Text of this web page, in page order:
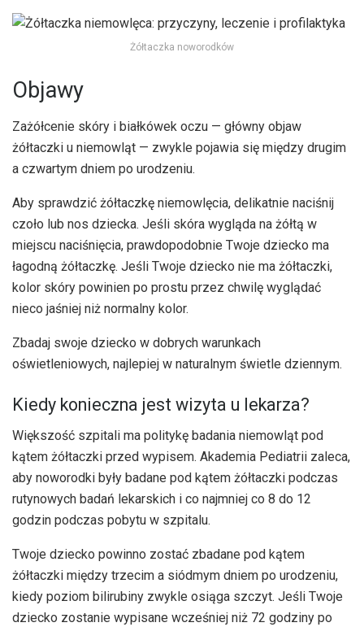
Żółtaczka noworodków
Objawy
Zażółcenie skóry i białkówek oczu — główny objaw
żółtaczki u niemowląt — zwykle pojawia się między drugim
a czwartym dniem po urodzeniu.
Aby sprawdzić żółtaczkę niemowlęcia, delikatnie naciśnij
czoło lub nos dziecka. Jeśli skóra wygląda na żółtą w
miejscu naciśnięcia, prawdopodobnie Twoje dziecko ma
łagodną żółtaczkę. Jeśli Twoje dziecko nie ma żółtaczki,
kolor skóry powinien po prostu przez chwilę wyglądać
nieco jaśniej niż normalny kolor.
Zbadaj swoje dziecko w dobrych warunkach
oświetleniowych, najlepiej w naturalnym świetle dziennym.
Kiedy konieczna jest wizyta u lekarza?
Większość szpitali ma politykę badania niemowląt pod
kątem żółtaczki przed wypisem. Akademia Pediatrii zaleca,
aby noworodki były badane pod kątem żółtaczki podczas
rutynowych badań lekarskich i co najmniej co 8 do 12
godzin podczas pobytu w szpitalu.
Twoje dziecko powinno zostać zbadane pod kątem
żółtaczki między trzecim a siódmym dniem po urodzeniu,
kiedy poziom bilirubiny zwykle osiąga szczyt. Jeśli Twoje
dziecko zostanie wypisane wcześniej niż 72 godziny po